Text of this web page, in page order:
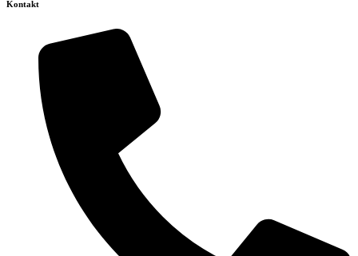
Kontakt